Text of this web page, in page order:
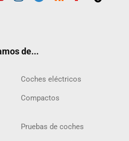
de...
Coches eléctricos
Compactos
Pruebas de coches